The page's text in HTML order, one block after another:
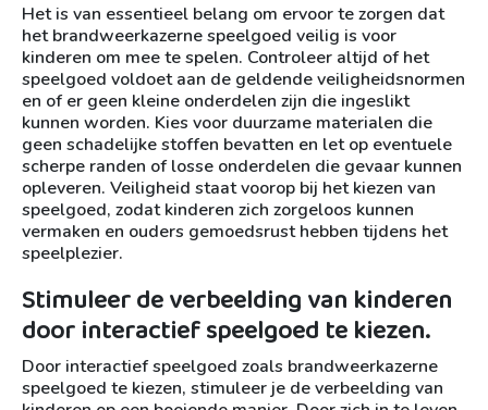
Het is van essentieel belang om ervoor te zorgen dat
het brandweerkazerne speelgoed veilig is voor
kinderen om mee te spelen. Controleer altijd of het
speelgoed voldoet aan de geldende veiligheidsnormen
en of er geen kleine onderdelen zijn die ingeslikt
kunnen worden. Kies voor duurzame materialen die
geen schadelijke stoffen bevatten en let op eventuele
scherpe randen of losse onderdelen die gevaar kunnen
opleveren. Veiligheid staat voorop bij het kiezen van
speelgoed, zodat kinderen zich zorgeloos kunnen
vermaken en ouders gemoedsrust hebben tijdens het
speelplezier.
Stimuleer de verbeelding van kinderen
door interactief speelgoed te kiezen.
Door interactief speelgoed zoals brandweerkazerne
speelgoed te kiezen, stimuleer je de verbeelding van